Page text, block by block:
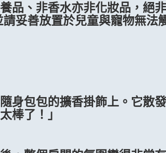
品、非香水亦非化妝品，絕
妥善放置於兒童與寵物無法
身包包的擴香掛飾上。它散
棒了！」